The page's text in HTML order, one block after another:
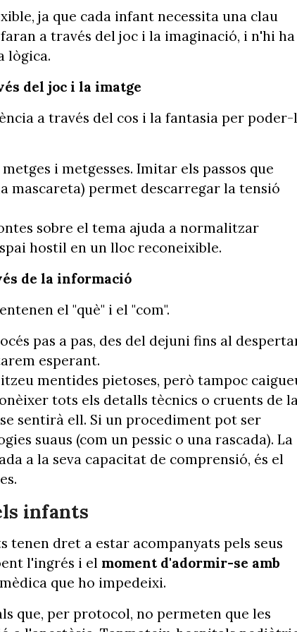
ja que cada infant necessita una clau
a través del joc i la imaginació, i n'hi ha
lògica.
del joc i la imatge
a través del cos i la fantasia per poder-
i metgesses. Imitar els passos que
mascareta) permet descarregar la tensió
sobre el tema ajuda a normalitzar
hostil en un lloc reconeixible.
de la informació
el "què" i el "com".
pas a pas, des del dejuni fins al
esperant.
mentides pietoses, però tampoc
tots els detalls tècnics o cruents de
sentirà ell. Si un procediment pot ser
suaus (com un pessic o una rascada). La
a la seva capacitat de comprensió, és el
infants
tenen dret a estar acompanyats pels seus
l'ingrés i el moment d'adormir-se amb
que ho impedeixi.
que, per protocol, no permeten que les